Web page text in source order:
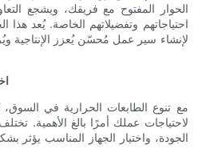
الحوار المفتوح مع فريقك، ويشجع
احتياجاتهم وتفضيلاتهم الخاصة. يُعد هذا
لإنشاء سير عمل مُحسّن يُعزز الإنتاجية
مع تنوع الطابعات الحرارية في السوق،
لاحتياجات عملك أمرًا بالغ الأهمية.
الجودة، واختيار الجهاز المناسب يؤثر